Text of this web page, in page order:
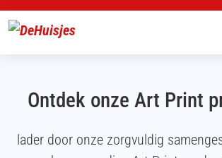
Ontdek onze Art Print
lader door onze zorgvuldig